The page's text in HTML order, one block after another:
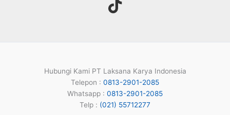
Hubungi Kami PT Laksana Karya Indonesia
Telepon : 0813-2901-2085
Whatsapp : 0813-2901-2085
Telp : (021) 55712277